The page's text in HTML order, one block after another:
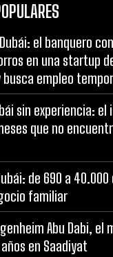
el banquero
en una startup
empleo
sin experiencia: el
que no
de 690 a
familiar
Abu Dabi, el
en Saadiyat